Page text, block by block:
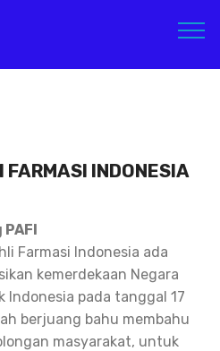
FARMASI INDONESIA
Farmasi Indonesia ada
kemerdekaan Negara
Indonesia pada tanggal 17
berjuang bahu membahu
masyarakat, untuk